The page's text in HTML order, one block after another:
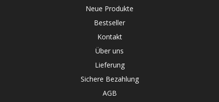
Neue Produkte
Bestseller
Kontakt
Über uns
Lieferung
Sichere Bezahlung
AGB